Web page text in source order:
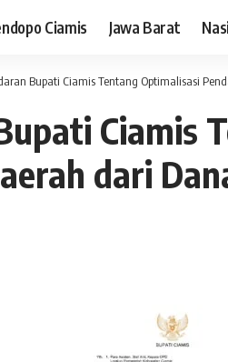
Ciamis Jawa Barat
Bupati Ciamis Tentang Optimalisasi
Ciamis
dari